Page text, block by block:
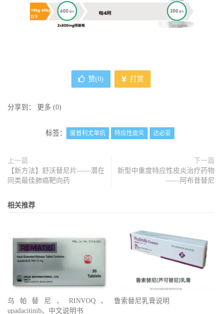
赞(0) 打赏
分享到： 更多 (0)
标签： 度普利尤单抗 特应性皮炎 达必妥
上一篇
【新方法】舒沃替尼片——潜在
同类最佳肺癌靶向药
下一篇
新型中重度特应性皮炎治疗药物
——阿布昔替尼
相关推荐
乌帕替尼、RINVOQ、
upadacitinib、中文说明书
鲁索替尼乳膏说明